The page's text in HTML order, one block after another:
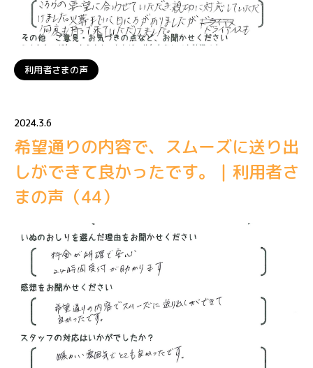
利用者さまの声
2024.3.6
希望通りの内容で、スムーズに送り出
しができて良かったです。｜利用者さ
まの声（44）